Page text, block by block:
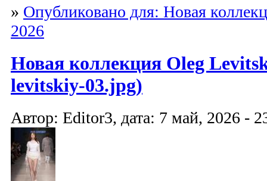
» Опубликовано для: Новая
2026
Новая коллекция Oleg
levitskiy-03.jpg)
Автор: Editor3, дата: 7 май, 2026 -